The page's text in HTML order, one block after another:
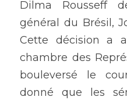
Dilma Rousseff
général du Brésil,
Cette décision a
chambre des
bouleversé le
donné que les